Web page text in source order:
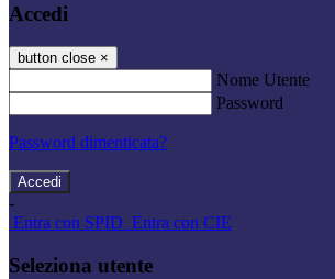
Accedi
button close ×
Nome Utente
Password
Password dimenticata?
-
Entra con SPID Entra con CIE
Seleziona utente